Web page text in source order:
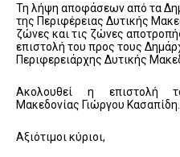
Τη λήψη αποφάσεων από τα
της Περιφέρειας Δυτικής
ζώνες και τις ζώνες
επιστολή του προς τους
Περιφερειάρχης Δυτικής
Ακολουθεί η επιστολή
Μακεδονίας Γιώργου Κασαπίδη.
Αξιότιμοι κύριοι,